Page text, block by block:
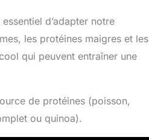
d’adapter notre
les protéines maigres et les
qui peuvent entraîner une
de protéines (poisson,
ou quinoa).